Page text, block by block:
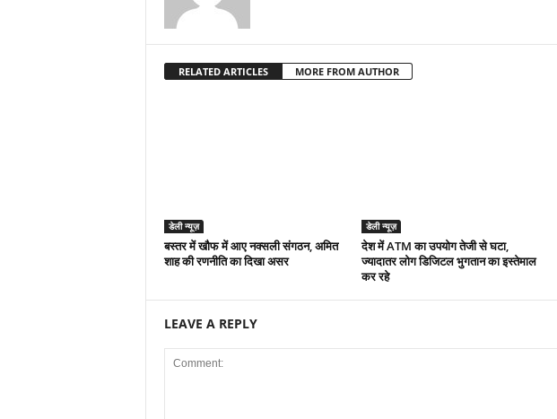
RELATED ARTICLES MORE FROM AUTHOR
डेली न्यूज़
बस्तर में खौफ में आए नक्सली संगठन, अमित
शाह की रणनीति का दिखा असर
डेली न्यूज़
देश में ATM का उपयोग तेजी से घटा,
ज्यादातर लोग डिजिटल भुगतान का इस्तेमाल
कर रहे
LEAVE A REPLY